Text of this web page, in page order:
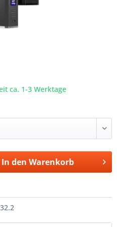
ca. 1-3 Werktage
In den Warenkorb